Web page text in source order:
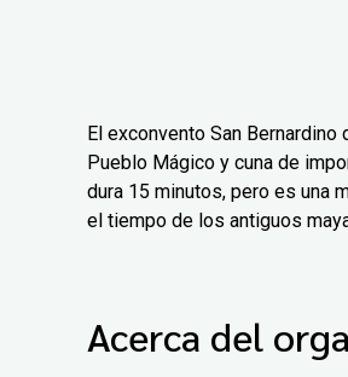
El exconvento San
Pueblo Mágico y cuna de
dura 15 minutos, pero es una
el tiempo de los antiguos
Acerca del